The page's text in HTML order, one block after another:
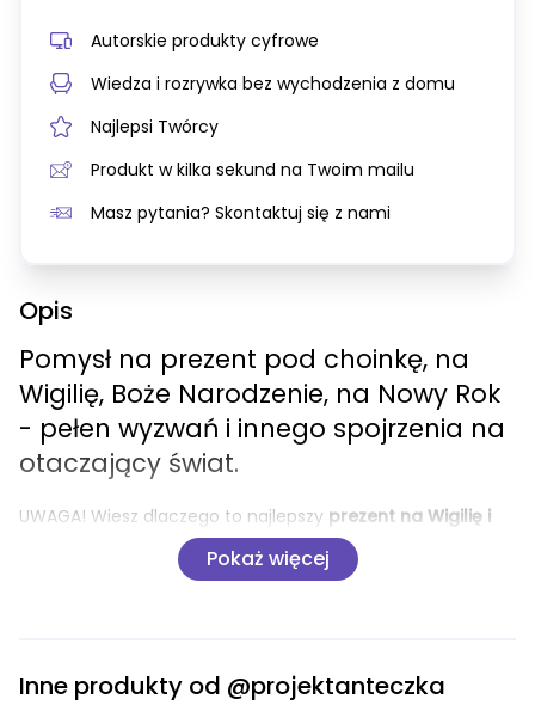
Autorskie produkty cyfrowe
Wiedza i rozrywka bez wychodzenia z domu
Najlepsi Twórcy
Produkt w kilka sekund na Twoim mailu
Masz pytania? Skontaktuj się z nami
Opis
Pomysł na prezent pod choinkę, na
Wigilię, Boże Narodzenie, na Nowy Rok
- pełen wyzwań i innego spojrzenia na
otaczający świat.
UWAGA! Wiesz dlaczego to najlepszy prezent na Wigilię i
dla Twoich bliskich, znajomych, przyjaciół
a nawet obcych ludzi, którym chcesz zafundować ciekawą
lekturę - jeszcze przed nadchodzącym
jakim jest ebook lub audiobook (jeszcze dostępny w
Pokaż więcej
Inne produkty od @projektanteczka